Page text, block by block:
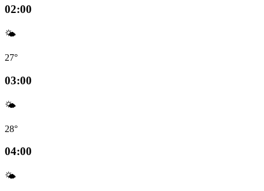
02:00
🌤️
27°
03:00
🌤️
28°
04:00
🌤️